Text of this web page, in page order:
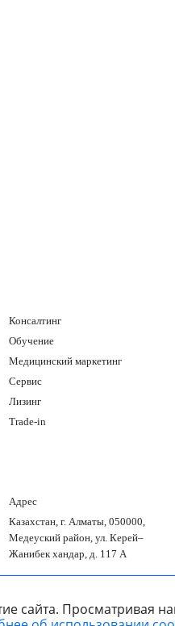
Консалтинг
Обучение
Медицинский маркетинг
Сервис
Лизинг
Trade-in
Адрес
Казахстан, г. Алматы, 050000,
Медеуский район, ул. Керей–
Жанибек хандар, д. 117 А
сайта. Просматривая